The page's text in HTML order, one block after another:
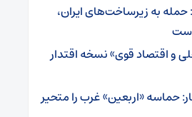
به زیرساخت‌های ایران،
و اقتصاد قوی» نسخه اقتدار
حماسه «اربعین» غرب را متحیر